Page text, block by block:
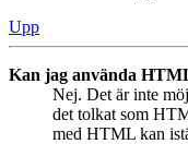
Upp
Kan jag använda
Nej. Det är inte
det tolkat som
med HTML kan